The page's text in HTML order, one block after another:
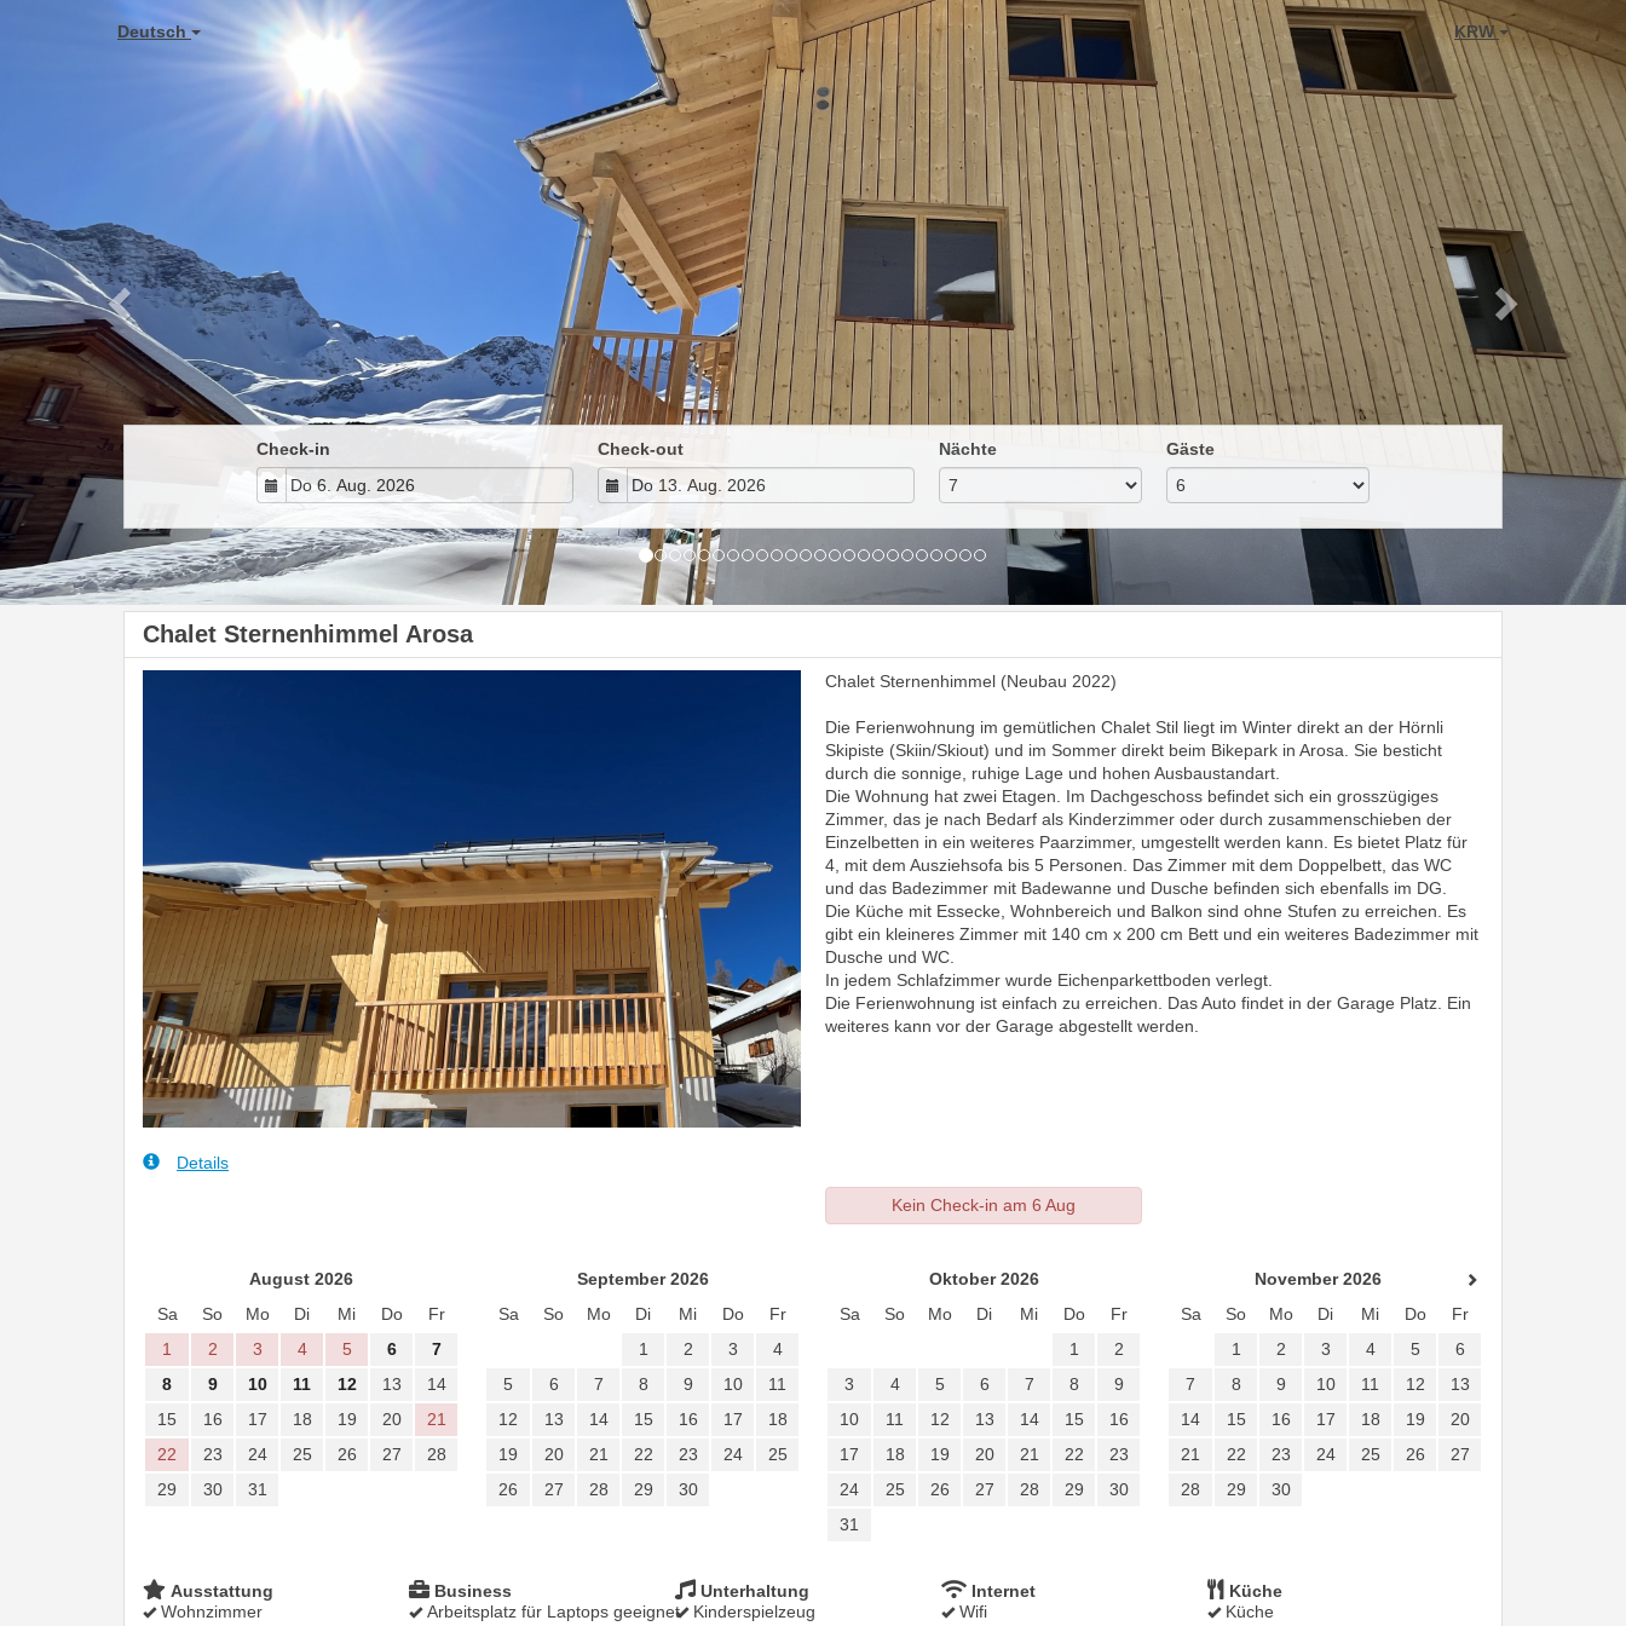
Deutsch KRW
Next
Check-in Check-out Nächte Gäste
Chalet Sternenhimmel Arosa
Chalet Sternenhimmel (Neubau 2022)
Die Ferienwohnung im gemütlichen Chalet Stil liegt im Winter direkt an der Hörnli
Skipiste (Skiin/Skiout) und im Sommer direkt beim Bikepark in Arosa. Sie besticht
durch die sonnige, ruhige Lage und hohen Ausbaustandart.
Die Wohnung hat zwei Etagen. Im Dachgeschoss befindet sich ein grosszügiges
Zimmer, das je nach Bedarf als Kinderzimmer oder durch zusammenschieben der
Einzelbetten in ein weiteres Paarzimmer, umgestellt werden kann. Es bietet Platz für
4, mit dem Ausziehsofa bis 5 Personen. Das Zimmer mit dem Doppelbett, das WC
und das Badezimmer mit Badewanne und Dusche befinden sich ebenfalls im DG.
Die Küche mit Essecke, Wohnbereich und Balkon sind ohne Stufen zu erreichen. Es
gibt ein kleineres Zimmer mit 140 cm x 200 cm Bett und ein weiteres Badezimmer mit
Dusche und WC.
In jedem Schlafzimmer wurde Eichenparkettboden verlegt.
Die Ferienwohnung ist einfach zu erreichen. Das Auto findet in der Garage Platz. Ein
weiteres kann vor der Garage abgestellt werden.
Details
Kein Check-in am 6 Aug
August 2026
Sa
So Mo Di Mi Do
Fr
1
2 3 4 5 6
7
8
9 10 11 12 13
14
15
16 17 18 19 20
21
22
23 24 25 26 27
28
29
30 31
September 2026
Sa
So Mo Di Mi Do
Fr
1
2 3
4
5
6 7 8 9 10
11
12
13 14 15 16 17
18
19
20 21 22 23 24
25
26
27 28 29 30
Oktober 2026
Sa
So Mo Di Mi Do
Fr
1
2
3
4 5 6 7 8
9
10
11 12 13 14 15
16
17
18 19 20 21 22
23
24
25 26 27 28 29
30
31
November 2026
Sa
So Mo Di Mi Do
Fr
1
2 3 4 5
6
7
8 9 10 11 12
13
14
15 16 17 18 19
20
21
22 23 24 25 26
27
28
29 30
Ausstattung
Wohnzimmer
Business
Arbeitsplatz für Laptops geeignet
Unterhaltung
Kinderspielzeug
Internet
Wifi
Küche
Küche